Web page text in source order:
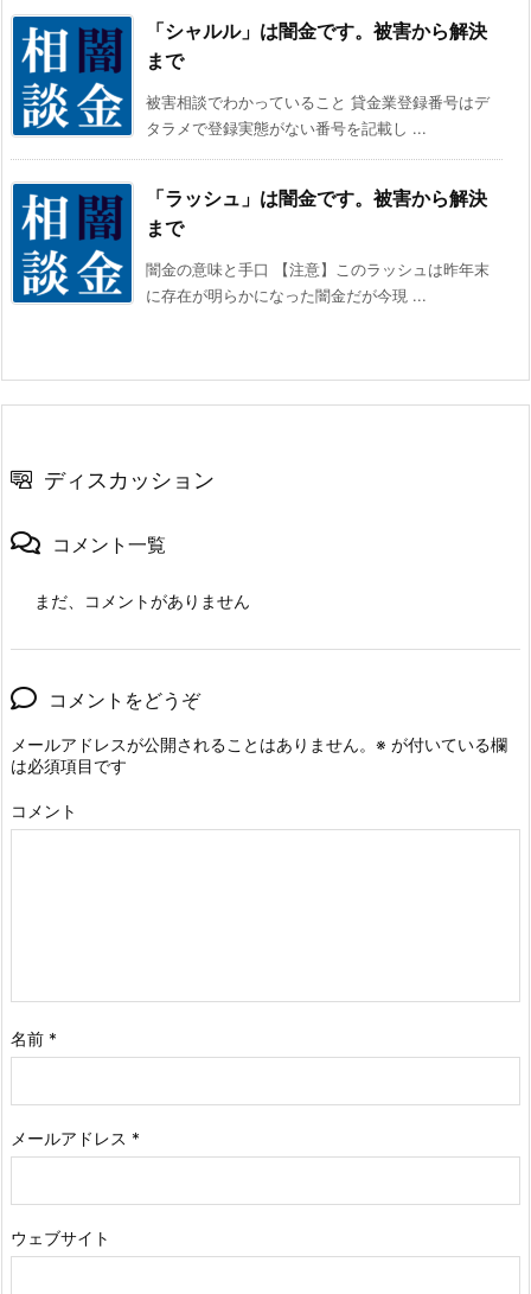
「シャルル」は闇金です。被害から解決
まで
被害相談でわかっていること 貸金業登録番号はデ
タラメで登録実態がない番号を記載し ...
「ラッシュ」は闇金です。被害から解決
まで
闇金の意味と手口 【注意】このラッシュは昨年末
に存在が明らかになった闇金だが今現 ...
ディスカッション
コメント一覧
まだ、コメントがありません
コメントをどうぞ
メールアドレスが公開されることはありません。 ※ が付いている欄
は必須項目です
コメント
名前 *
メールアドレス *
ウェブサイト